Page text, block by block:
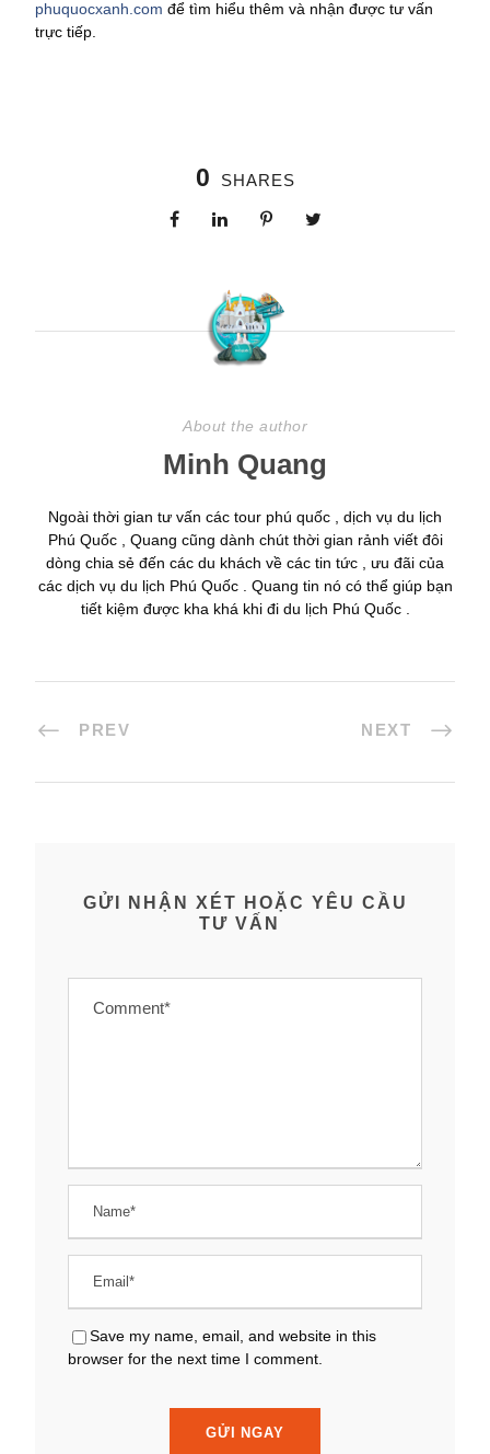
phuquocxanh.com để tìm hiểu thêm và nhận được tư vấn
trực tiếp.
0 SHARES
About the author
Minh Quang
Ngoài thời gian tư vấn các tour phú quốc , dịch vụ du lịch
Phú Quốc , Quang cũng dành chút thời gian rảnh viết đôi
dòng chia sẻ đến các du khách về các tin tức , ưu đãi của
các dịch vụ du lịch Phú Quốc . Quang tin nó có thể giúp bạn
tiết kiệm được kha khá khi đi du lịch Phú Quốc .
PREV NEXT
GỬI NHẬN XÉT HOẶC YÊU CẦU
TƯ VẤN
Save my name, email, and website in this
browser for the next time I comment.